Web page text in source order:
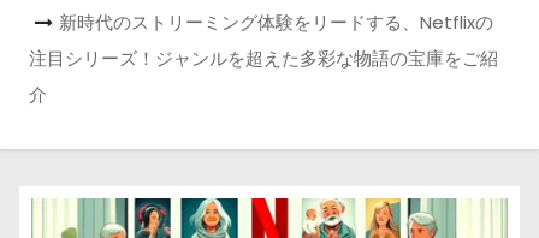
新時代のストリーミング体験をリードする、Netflixの
注目シリーズ！ジャンルを超えた多彩な物語の宝庫をご紹
介